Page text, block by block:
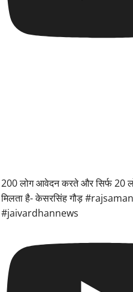
200 लोग आवेदन करते और सिर्फ 20
मिलता है- केसरसिंह गौड़
#jaivardhannews